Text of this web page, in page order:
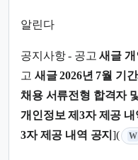
알린다
공지사항 - 공고새글 개
고 새글 2026년 7월 기
채용 서류전형 합격자
개인정보 제3자 제공 내
3자 제공 내역 공지]( W
(